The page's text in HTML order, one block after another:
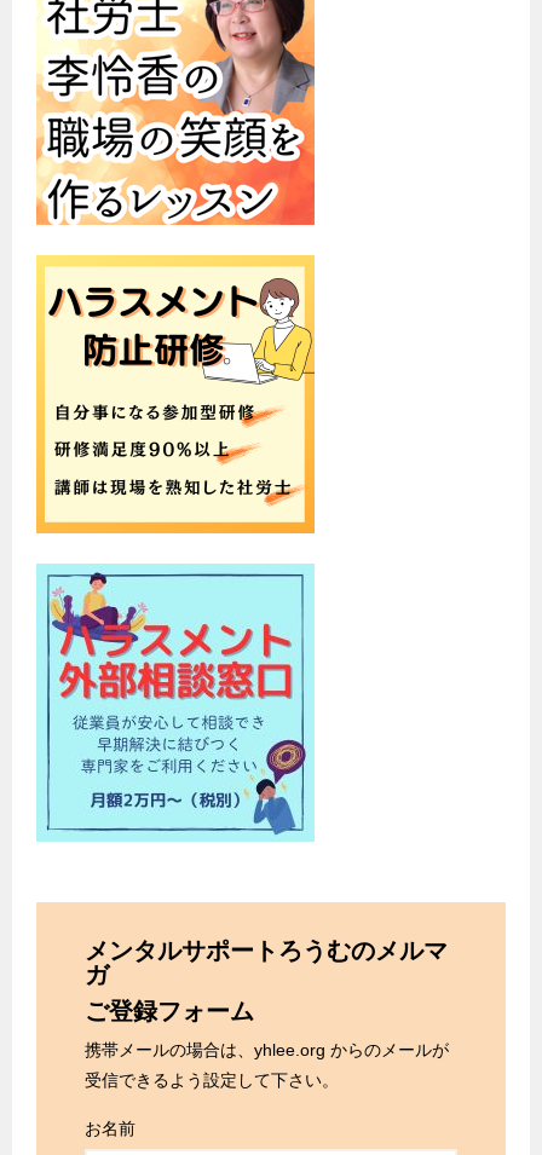
メンタルサポートろうむのメルマ
ガ
ご登録フォーム
携帯メールの場合は、yhlee.org からのメールが
受信できるよう設定して下さい。
お名前